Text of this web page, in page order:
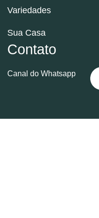
Variedades
Sua Casa
Contato
Canal do Whatsapp